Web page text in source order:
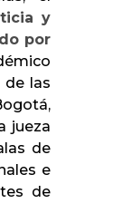
y
por
de las
jueza
de
e
de